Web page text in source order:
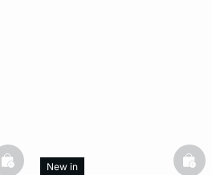
basketfullNew in